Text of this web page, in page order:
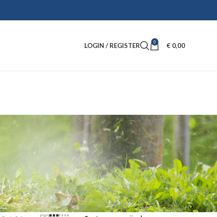
LOGIN / REGISTER 0 € 0,00